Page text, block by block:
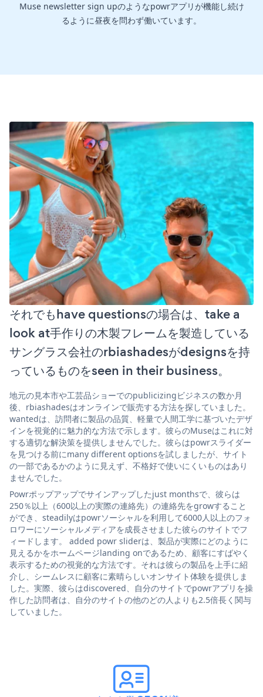
Muse newsletter sign upのようなpowrアプリが機能し続け
るように昼夜を問わず働いています。
それでもhave questionsの場合は、take a
look at手作りの木製フレームを製造している
サングラス会社のrbiashadesがdesignsを持
っているものをseen in their business。
地元の見本市や工芸品ショーでのpublicizingビジネスの数か月
後、rbiashadesはオンラインで販売する方法を探していました。
wantedは、訪問者に製品の品質、軽量で人間工学に基づいたデザ
インを視覚的に魅力的な方法で示します。彼らのMuseはこれに対
する適切な解決策を提供しませんでした。彼らはpowrスライダー
を見つける前にmany different optionsを試しましたが、サイト
の一部であるかのように見えず、不格好で使いにくいものはあり
ませんでした。
Powrポップアップでサインアップしたjust monthsで、彼らは
250％以上（600以上の実際の連絡先）の連絡先をgrowすること
ができ、steadilyはpowrソーシャルを利用して6000人以上のフォ
ロワーにソーシャルメディアを成長させました彼らのサイトでフ
ィードします。 added powr sliderは、製品が実際にどのように
見えるかをホームページlanding onであるため、顧客にすばやく
表示するための視覚的な方法です。それは彼らの製品を上手に紹
介し、シームレスに顧客に素晴らしいオンサイト体験を提供しま
した。実際、彼らはdiscovered、自分のサイトでpowrアプリを操
作した訪問者は、自分のサイトの他のどの人よりも2.5倍長く関与
していました。